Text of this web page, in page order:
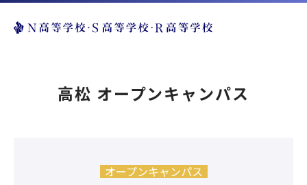
高松 オープンキャンパス
オープンキャンパス